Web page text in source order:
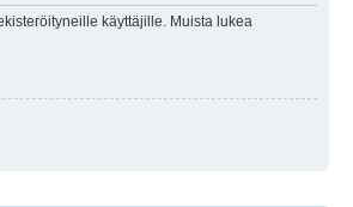
käyttäjille. Muista lukea